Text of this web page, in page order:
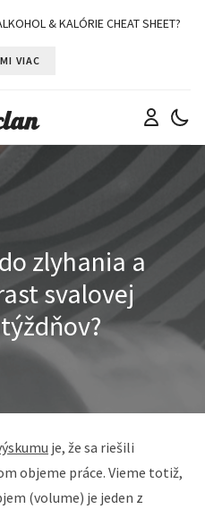
& KALÓRIE CHEAT SHEET?
VIAC
zlyhania a
svalovej
je, že sa riešili
objeme práce. Vieme totiž,
(volume) je jeden z